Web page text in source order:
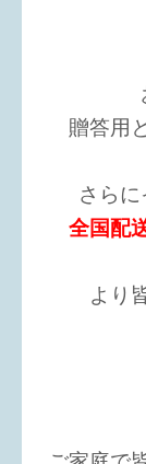
贈答用
さらに
全国配
より